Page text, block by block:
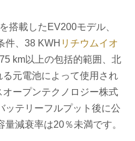
搭載したEV200モデル、
件、38 KWH リチウムイオ
km以上の包括的範囲、北
元電池によって使用され
ープンテクノロジー株式
ッテリーフルプット後に公
減衰率は20％未満です。